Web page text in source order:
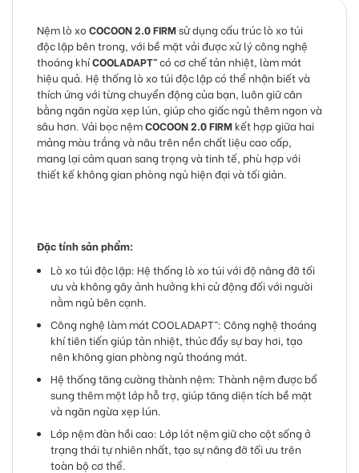
Nệm lò xo COCOON 2.0 FIRMsử dụng cấu trúc lò xo túi
độc lập bên trong, với bề mặt vải được xử lý công nghệ
thoáng khíCOOLADAPT™có cơ chế tản nhiệt, làm mát
hiệu quả. Hệ thống lò xo túi độc lập có thể nhận biết và
thích ứng với từng chuyển động của bạn, luôn giữ cân
bằng ngăn ngừa xẹp lún, giúp cho giấc ngủ thêm ngon và
sâu hơn. Vải bọc nệmCOCOON 2.0 FIRM kết hợp giữa hai
mảng màu trắng và nâu trên nền chất liệu cao cấp,
mang lại cảm quan sang trọng và tinh tế, phù hợp với
thiết kế không gian phòng ngủ hiện đại và tối giản.
Đặc tính sản phẩm:
Lò xo túi độc lập: Hệ thống lò xo túi với độ nâng đỡ tối
ưu và không gây ảnh hưởng khi cử động đối với người
nằm ngủ bên cạnh.
Công nghệ làm mát COOLADAPT™: Công nghệ thoáng
khí tiên tiến giúp tản nhiệt, thúc đẩy sự bay hơi, tạo
nên không gian phòng ngủ thoáng mát.
Hệ thống tăng cường thành nệm: Thành nệm được bổ
sung thêm một lớp hỗ trợ, giúp tăng diện tích bề mặt
và ngăn ngừa xẹp lún.
Lớp nệm đàn hồi cao: Lớp lót nệm giữ cho cột sống ở
trạng thái tự nhiên nhất, tạo sự nâng đỡ tối ưu trên
toàn bộ cơ thể.